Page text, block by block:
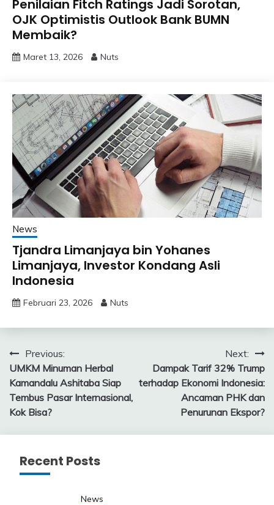
Penilaian Fitch Ratings Jadi Sorotan,
OJK Optimistis Outlook Bank BUMN
Membaik?
Maret 13, 2026 Nuts
News
Tjandra Limanjaya bin Yohanes
Limanjaya, Investor Kondang Asli
Indonesia
Februari 23, 2026 Nuts
Navigasi
pos
Previous:
UMKM Minuman Herbal
Kamandalu Ashitaba Siap
Tembus Pasar Internasional,
Kok Bisa?
Next:
Dampak Tarif 32% Trump
terhadap Ekonomi Indonesia:
Ancaman PHK dan
Penurunan Ekspor?
Recent Posts
News